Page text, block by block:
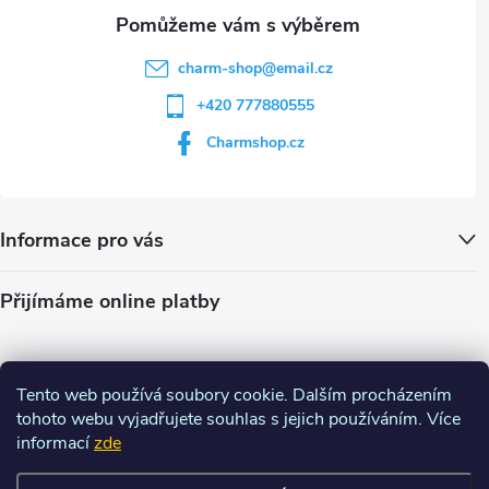
Tento web používá soubory cookie. Dalším procházením
tohoto webu vyjadřujete souhlas s jejich používáním. Více
informacízde
charm-shop@email.cz
+420 777880555
Charmshop.cz
Informace pro vás
Přijímáme online platby